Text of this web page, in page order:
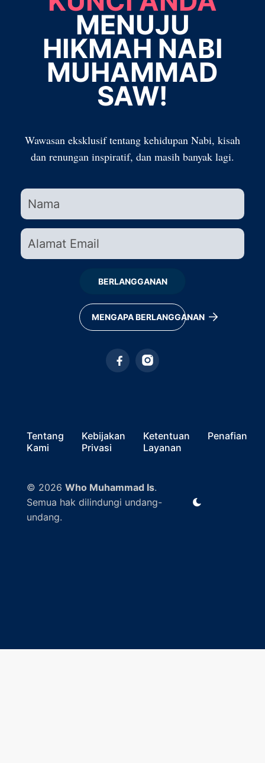
MENUJU
HIKMAH NABI
MUHAMMAD
SAW!
Wawasan eksklusif tentang kehidupan Nabi, kisah
dan renungan inspiratif, dan masih banyak lagi.
BERLANGGANAN
MENGAPA BERLANGGANAN
Tentang
Kami
Kebijakan
Privasi
Ketentuan
Layanan
Penafian
© 2026 Who Muhammad Is.
Semua hak dilindungi undang-
undang.